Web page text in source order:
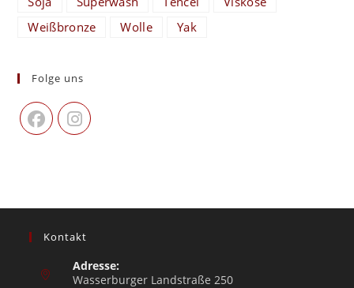
Weißbronze
Wolle Yak
Folge uns
Kontakt
Adresse:
Wasserburger Landstraße 250